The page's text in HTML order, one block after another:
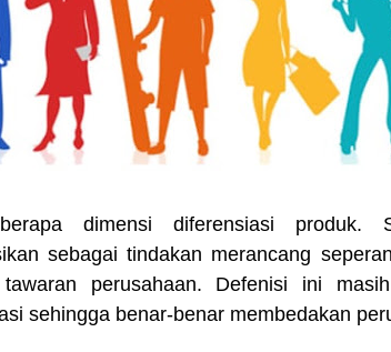
dimensi diferensiasi produk.
sebagai tindakan merancang
tawaran perusahaan. Defenisi ini
sehingga benar-benar membedakan